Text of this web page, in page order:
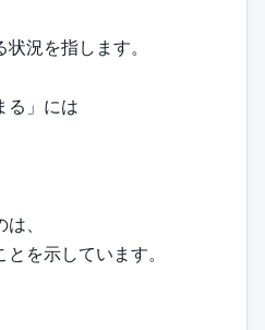
況を指します。
る」には
、
を示しています。